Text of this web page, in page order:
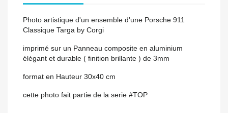
Photo artistique d'un ensemble d'une Porsche 911
Classique Targa by Corgi
imprimé sur un Panneau composite en aluminium
élégant et durable ( finition brillante ) de 3mm
format en Hauteur 30x40 cm
cette photo fait partie de la serie #TOP